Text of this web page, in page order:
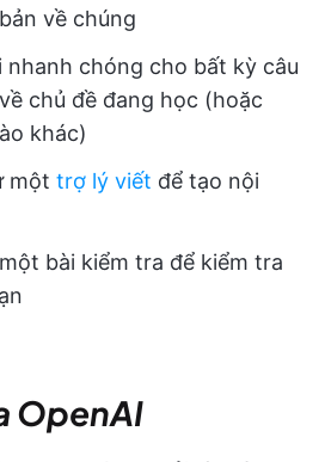
về chúng
nhanh chóng cho bất kỳ câu
chủ đề đang học (hoặc
khác)
một trợ lý viết để tạo nội
bài kiểm tra để kiểm tra
OpenAI